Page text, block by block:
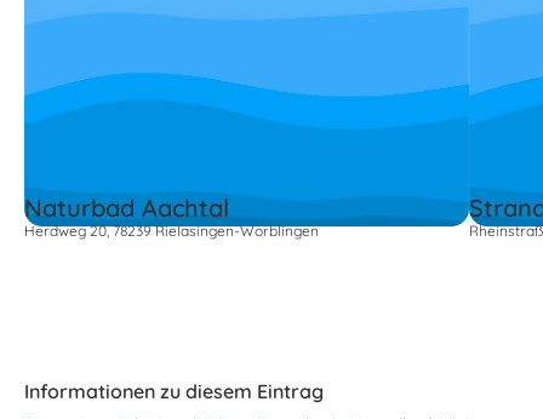
Naturbad Aachtal
Herdweg 20, 78239 Rielasingen-Worblingen
Informationen zu diesem Eintrag